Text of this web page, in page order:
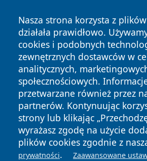
Nasza strona korzysta z
działała prawidłowo.
cookies i podobnych
zewnętrznych dostawców w
analitycznych,
społecznościowych.
przetwarzane również przez
partnerów. Kontynuując
strony lub klikając
wyrażasz zgodę na użycie
plików cookies zgodnie z
prywatności. Zaawansowane
Copyright © 2026 jeleniagoraonline.pl
zastrzeżone.
News Autorzy
Polityka
Prywatności